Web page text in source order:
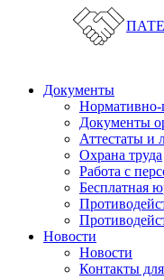
Документы
Документы
Аттестаты и
Охрана труда
Работа с
Бесплатная
Новости
Новости
Контакты